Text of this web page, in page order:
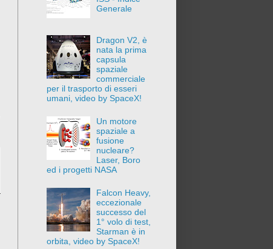
Generale
Dragon V2, è
nata la prima
capsula
spaziale
commerciale
per il trasporto di esseri
umani, video by SpaceX!
Un motore
spaziale a
fusione
nucleare?
Laser, Boro
ed i progetti NASA
Falcon Heavy,
eccezionale
successo del
1° volo di test,
Starman è in
orbita, video by SpaceX!